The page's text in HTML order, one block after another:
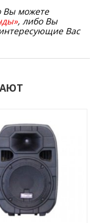
Вы можете
, либо Вы
Вас